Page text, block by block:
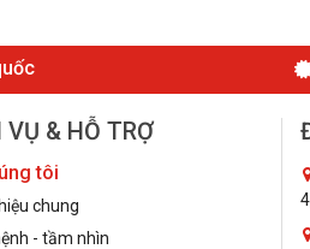
VỤ & HỖ TRỢ
tôi
chung
- tầm nhìn